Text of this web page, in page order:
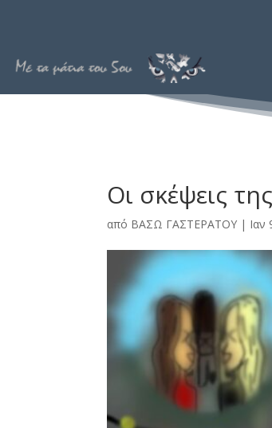
Οι σκέψεις
από ΒΑΣΩ ΓΑΣΤΕΡΑΤΟΥ | Ιαν